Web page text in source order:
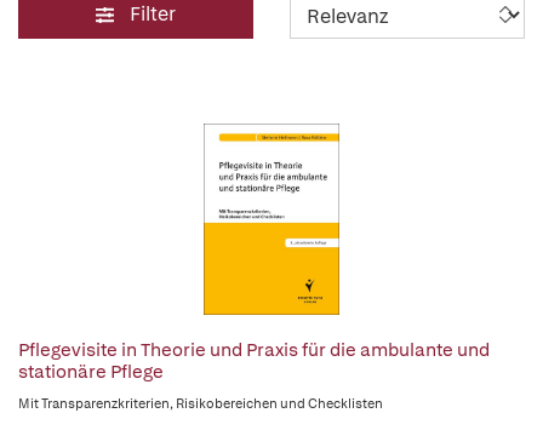
Filter
Pflegevisite in Theorie und Praxis für die ambulante und
stationäre Pflege
Mit Transparenzkriterien, Risikobereichen und Checklisten